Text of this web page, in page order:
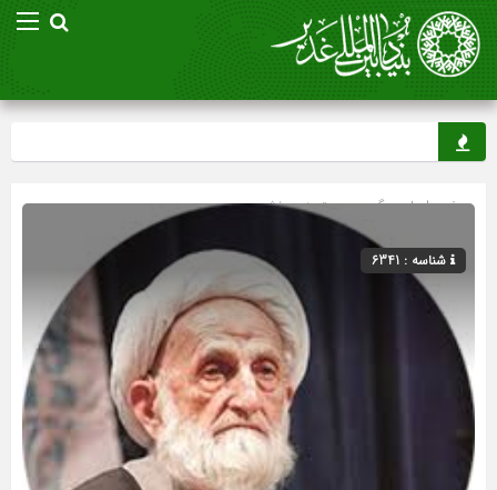
صفحه اصلی» گروه »دسته‌بندی نشده
شناسه : 6341